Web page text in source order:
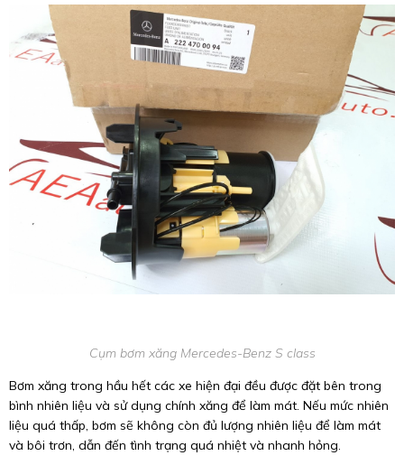
Cụm bơm xăng Mercedes-Benz S class
Bơm xăng trong hầu hết các xe hiện đại đều được đặt bên trong
bình nhiên liệu và sử dụng chính xăng để làm mát. Nếu mức nhiên
liệu quá thấp, bơm sẽ không còn đủ lượng nhiên liệu để làm mát
và bôi trơn, dẫn đến tình trạng quá nhiệt và nhanh hỏng.